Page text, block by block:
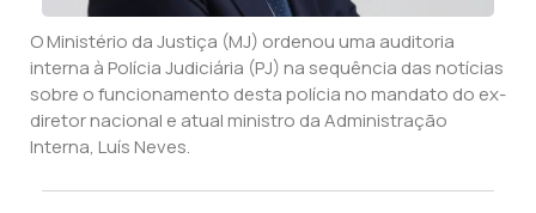
O Ministério da Justiça (MJ) ordenou uma auditoria
interna à Polícia Judiciária (PJ) na sequência das notícias
sobre o funcionamento desta polícia no mandato do ex-
diretor nacional e atual ministro da Administração
Interna, Luís Neves.